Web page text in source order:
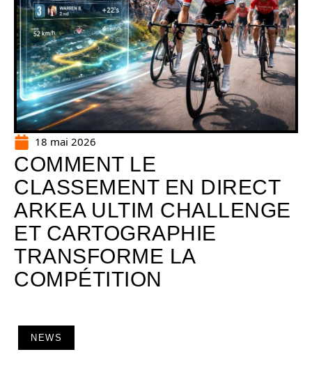
18 mai 2026
COMMENT LE
CLASSEMENT EN DIRECT
ARKEA ULTIM CHALLENGE
ET CARTOGRAPHIE
TRANSFORME LA
COMPÉTITION
NEWS